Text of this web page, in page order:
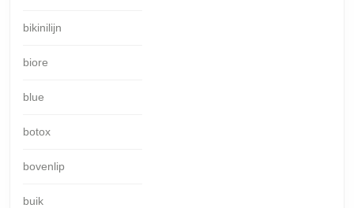
bikinilijn
biore
blue
botox
bovenlip
buik